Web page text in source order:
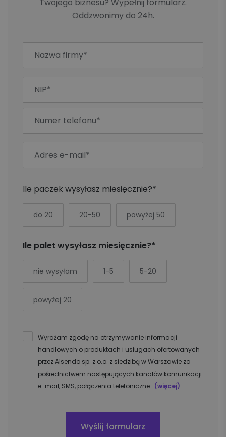
Oddzwonimy do 24h.
Ile paczek wysyłasz miesięcznie?*
do 20 20-50 powyżej 50
Ile palet wysyłasz miesięcznie?*
nie wysyłam 1-5 5-20
powyżej 20
Wyrażam zgodę na otrzymywanie informacji
handlowych o produktach i usługach ofertowanych
przez Alsendo sp. z o.o. z siedzibą w Warszawie za
pośrednictwem następujących kanałów komunikacji:
e-mail, SMS, połączenia telefoniczne. (więcej)